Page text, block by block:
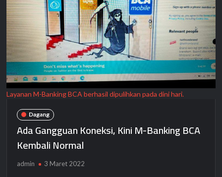
Layanan M-Banking BCA berhasil dipulihkan pada dini hari.
Dagang
Ada Gangguan Koneksi, Kini M-Banking BCA
Kembali Normal
admin 3 Maret 2022